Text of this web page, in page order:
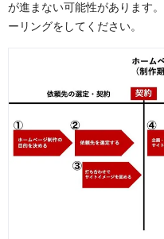
が進まない可能性があります
ーリングをしてください。